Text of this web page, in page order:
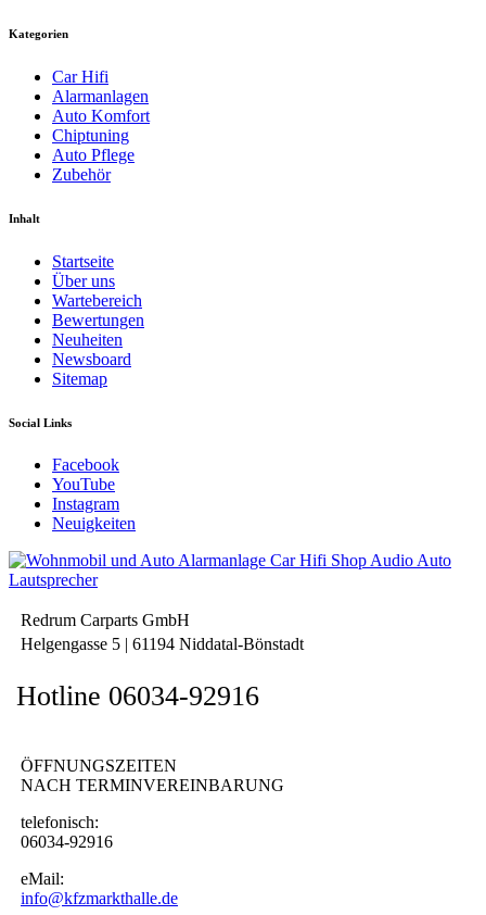
Kategorien
Car Hifi
Alarmanlagen
Auto Komfort
Chiptuning
Auto Pflege
Zubehör
Inhalt
Startseite
Über uns
Wartebereich
Bewertungen
Neuheiten
Newsboard
Sitemap
Social Links
Facebook
YouTube
Instagram
Neuigkeiten
Redrum Carparts GmbH
Helgengasse 5 | 61194 Niddatal-Bönstadt
Hotline 06034-92916
ÖFFNUNGSZEITEN
NACH TERMINVEREINBARUNG
telefonisch:
06034-92916
eMail:
info@kfzmarkthalle.de